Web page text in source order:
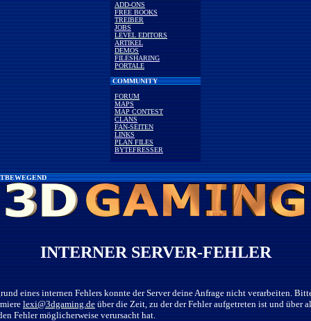
ADD-ONS
FREE BOOKS
TREIBER
JOBS
LEVEL EDITORS
ARTIKEL
DEMOS
FILESHARING
PORTALE
COMMUNITY
FORUM
MAPS
MAP CONTEST
CLANS
FAN-SEITEN
LINKS
PLAN FILES
BYTEFRESSER
INTERNER SERVER-FEHLER
eines internen Fehlers konnte der Server deine Anfrage nicht verarbeiten.
lexi@3dgaming.deüber die Zeit, zu der der Fehler aufgetreten ist und über
Fehler möglicherweise verursacht hat.